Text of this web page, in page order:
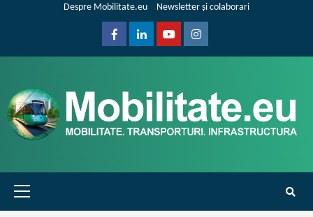
Despre Mobilitate.eu Newsletter și colaborari
FacebookLinkedinYoutubeInstagram
Primary
Menu